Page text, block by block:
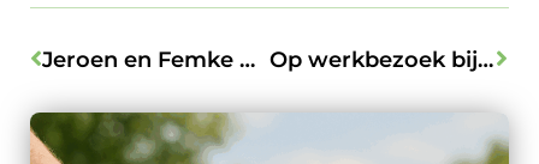
Jeroen en Femke Duurzame Inzetbaarheid Ambassadeurs! Op werkbezoek bij Patrick